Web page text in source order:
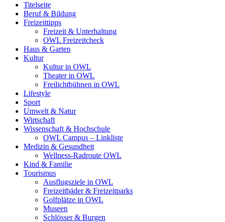
Titelseite
Beruf & Bildung
Freizeittipps
Freizeit & Unterhaltung
OWL Freizeitcheck
Haus & Garten
Kultur
Kultur in OWL
Theater in OWL
Freilichtbühnen in OWL
Lifestyle
Sport
Umwelt & Natur
Wirtschaft
Wissenschaft & Hochschule
OWL Campus – Linkliste
Medizin & Gesundheit
Wellness-Radroute OWL
Kind & Familie
Tourismus
Ausflugsziele in OWL
Freizeitbäder & Freizeitparks
Golfplätze in OWL
Museen
Schlösser & Burgen